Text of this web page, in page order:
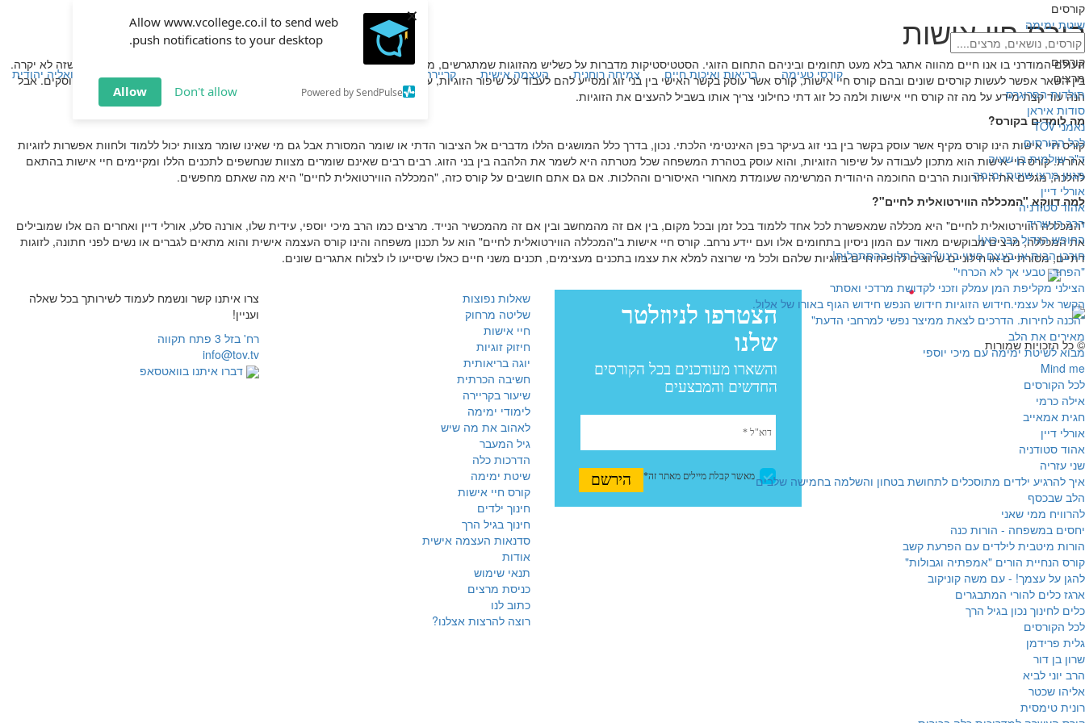
Allow www.vcollege.co.il to send web
push notifications to your desktop.
Powered by SendPulse
Don't allow
Allow
×
קורסים
שיטת ימימה
TOV אקטואליה יהודית שיטת ימימה קריירה וכלכלה העצמה אישית צמיחה רוחנית בריאות ואיכות חיים קורסי טעימה
קורסים
מרצים
תולדות הפרוגרס
סודות איראן
נאמני TOV
לכל הקורסים
ד"ר שולמית בן שעיה
מגוון מרצי שיטת ימימה
אורלי דיין
אהוד סטודניה
הרב רן שריד
החופש הגדול כבר כאן!
חורבן הבית או בעצם פינוי בינוי?הכל תלוי בהסתכלות!
"הפחד- טבעי אך לא הכרחי"
הצילני מקליפת המן עמלק וזכני לקדושת מרדכי ואסתר
הקשר אל עצמי.חידוש הזוגיות חידוש הנפש חידוש הגוף באורו של אלול.
"הכנה לחירות. הדרכים לצאת ממיצר נפשי למרחבי הדעת"
מאירים את הלב
מבוא לשיטת ימימה עם מיכי יוספי
Mind me
לכל הקורסים
אילה כרמי
חגית אמאייב
אורלי דיין
אהוד סטודניה
שני עזריה
איך להרגיע ילדים מתוסכלים לתחושת בטחון והשלמה בחמישה שלבים
הלב שבכסף
להרוויח ממי שאני
יחסים במשפחה - הורות כנה
הורות מיטבית לילדים עם הפרעת קשב
קורס הנחיית הורים "אמפתיה וגבולות"
להגן על עצמך! - עם משה קוניקוב
ארגז כלים להורי המתבגרים
כלים לחינוך נכון בגיל הרך
לכל הקורסים
גלית פרידמן
שרון בן דור
הרב יוני לביא
אליהו שכטר
רונית טימסית
קורס חיי אישות
העולם המודרני בו אנו חיים מהווה אתגר בלא מעט תחומים וביניהם התחום הזוגי. הסטטיסטיקות מדברות על כשליש מהזוגות שמתגרשים, מה שאמור להדליק נורה אדומה אצל כל זוג ואמור לגרום למאמצים רבים כדי שזה לא יקרה.
בין השאר אפשר לעשות קורסים שונים ובהם קורס חיי אישות, קורס אשר עוסק בקשר האישי בין בני זוג ומסייע להם לעבוד על שיפור הזוגיות, על תכנון משפחה, וכמובן זהו קורס העצמה אישית אל מול האתגרים הבלתי פוסקים. אבל
הנה עוד קצת מידע על מה זה קורס חיי אישות ולמה כל זוג דתי כחילוני צריך אותו בשביל להעצים את הזוגיות.
מה לומדים בקורס?
קורס חיי אישות הינו קורס מקיף אשר עוסק בקשר בין בני זוג בעיקר בפן האינטימי הלכתי. נכון, בדרך כלל המושגים הללו מדברים אל הציבור הדתי או שומר המסורת אבל גם מי שאינו שומר מצוות יכול ללמוד ולחוות אפשרות לזוגיות
אחרת. קורס חיי אישות הוא מתכון לעבודה על שיפור הזוגיות, והוא עוסק בטהרת המשפחה שכל מטרתה היא לשמר את הלהבה בין בני הזוג. רבים רבים שאינם שומרים מצוות שנחשפים לתכנים הללו ומקיימים חיי אישות בהתאם
להלכה, מגלים את היתרונות הרבים החוכמה היהודית המרשימה שעומדת מאחורי האיסורים וההלכות. אם גם אתם חושבים על קורס כזה, "המכללה הווירטואלית לחיים" היא מה שאתם מחפשים.
למה דווקא "המכללה הווירטואלית לחיים"?
"המכללה הווירטואלית לחיים" היא מכללה שמאפשרת לכל אחד ללמוד בכל זמן ובכל מקום, בין אם זה מהמחשב ובין אם זה מהמכשיר הנייד. מרצים כמו הרב מיכי יוספי, עידית שלו, אורנה סלע, אורלי דיין ואחרים הם אלו שמובילים
את המכללה, מרצים מבוקשים מאוד עם המון ניסיון בתחומים אלו ועם יידע נרחב. קורס חיי אישות ב"המכללה הווירטואלית לחיים" הוא על תכנון משפחה והינו קורס העצמה אישית והוא מתאים לגברים או נשים לפני חתונה, לזוגות
דתיים, מסורתיים או חילוניים שרוצים להפיח חיים בזוגיות שלהם ולכל מי שרוצה למלא את עצמו בתכנים מעצימים, תכנים משני חיים כאלו שיסייעו לו לצלוח אתגרים שונים.
צרו איתנו קשר ונשמח לעמוד לשירותך בכל שאלה
ועניין!
רח' בזל 3 פתח תקווה
info@tov.tv
דברו איתנו בוואטסאפ
שאלות נפוצות
שליטה מרחוק
חיי אישות
חיזוק זוגיות
יוגה בריאותית
חשיבה הכרתית
שיעור בקריירה
לימודי ימימה
לאהוב את מה שיש
גיל המעבר
הדרכות כלה
שיטת ימימה
קורס חיי אישות
חינוך ילדים
חינוך בגיל הרך
סדנאות העצמה אישית
אודות
תנאי שימוש
כניסת מרצים
כתוב לנו
רוצה להרצות אצלנו?
עיצוב:
פיתוח:
עיצוב: בייגל סטודיו
© כל הזכויות שמורות